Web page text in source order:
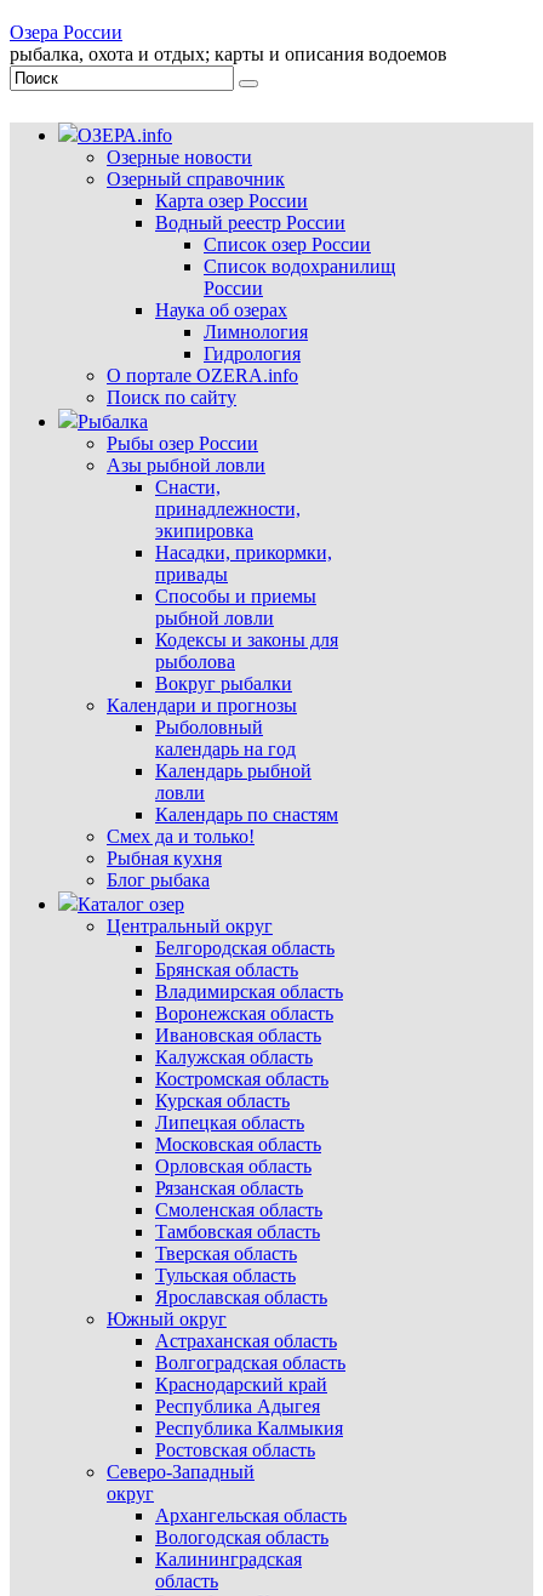
Озера России
рыбалка, охота и отдых; карты и описания водоемов
ОЗЕРА.info
Озерные новости
Озерный справочник
Карта озер России
Водный реестр России
Список озер России
Список водохранилищ
России
Наука об озерах
Лимнология
Гидрология
О портале OZERA.info
Поиск по сайту
Рыбалка
Рыбы озер России
Азы рыбной ловли
Снасти,
принадлежности,
экипировка
Насадки, прикормки,
привады
Способы и приемы
рыбной ловли
Кодексы и законы для
рыболова
Вокруг рыбалки
Календари и прогнозы
Рыболовный
календарь на год
Календарь рыбной
ловли
Календарь по снастям
Смех да и только!
Рыбная кухня
Блог рыбака
Каталог озер
Центральный округ
Белгородская область
Брянская область
Владимирская область
Воронежская область
Ивановская область
Калужская область
Костромская область
Курская область
Липецкая область
Московская область
Орловская область
Рязанская область
Смоленская область
Тамбовская область
Тверская область
Тульская область
Ярославская область
Южный округ
Астраханская область
Волгоградская область
Краснодарский край
Республика Адыгея
Республика Калмыкия
Ростовская область
Северо-Западный
округ
Архангельская область
Вологодская область
Калининградская
область